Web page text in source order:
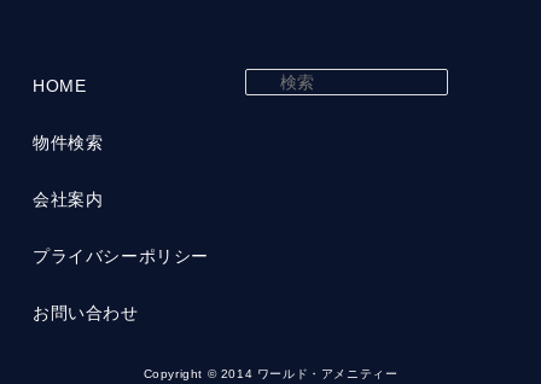
HOME
物件検索
会社案内
プライバシーポリシー
お問い合わせ
Copyright © 2014 ワールド・アメニティー